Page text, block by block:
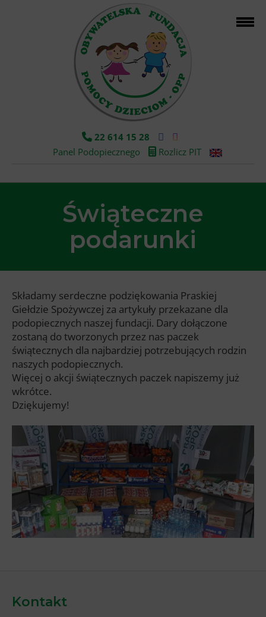
22 614 15 28
Panel Podopiecznego
Rozlicz PIT
Świąteczne
podarunki
Składamy serdeczne podziękowania Praskiej
Giełdzie Spożywczej za artykuły przekazane dla
podopiecznych naszej fundacji. Dary dołączone
zostaną do tworzonych przez nas paczek
świątecznych dla najbardziej potrzebujących rodzin
naszych podopiecznych.
Więcej o akcji świątecznych paczek napiszemy już
wkrótce.
Dziękujemy!
Kontakt